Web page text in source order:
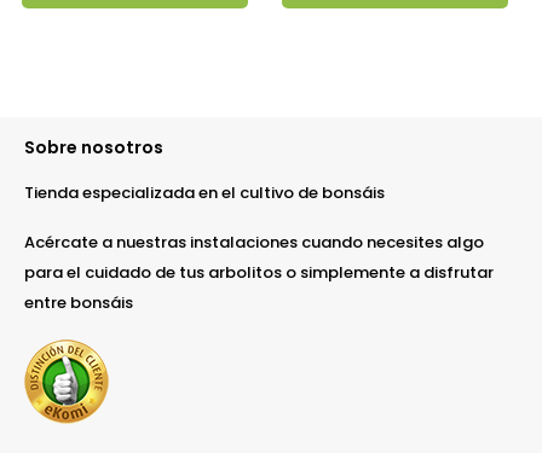
Sobre nosotros
Tienda especializada en el cultivo de bonsáis
Acércate a nuestras instalaciones cuando necesites algo
para el cuidado de tus arbolitos o simplemente a disfrutar
entre bonsáis